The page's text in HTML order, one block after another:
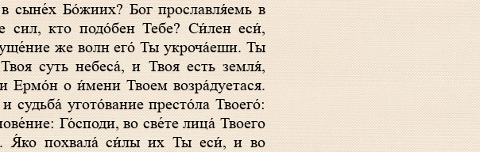
сыне́х Бо́жиих? Бог прославля́емь в
сил, кто подо́бен Тебе? Си́лен еси́,
же волн его́ Ты укроча́еши. Ты
суть небеса́, и Твоя есть земля́,
Ермо́н о и́мени Твоем возра́дуетася.
угото́вание престо́ла Твоего́:
Го́споди, во све́те лица́ Твоего
Я́ко похвала́ си́лы их Ты еси́, и во